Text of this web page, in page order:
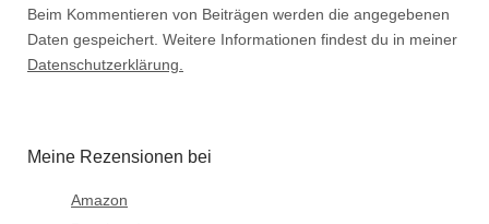
Beim Kommentieren von Beiträgen werden die angegebenen
Daten gespeichert. Weitere Informationen findest du in meiner
Datenschutzerklärung.
Meine Rezensionen bei
Amazon